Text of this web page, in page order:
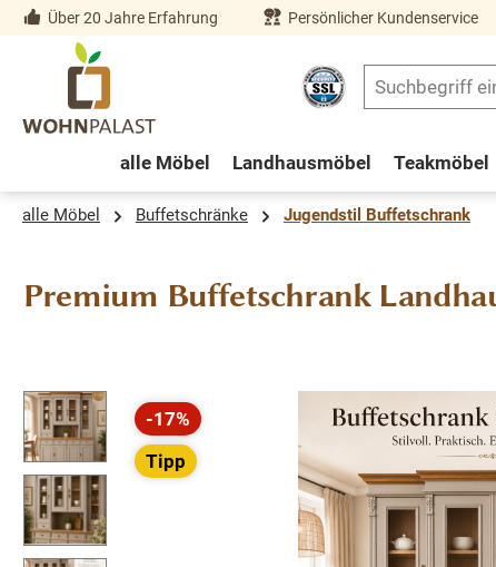
Zur Hauptnavigation springen
Über 20 Jahre Erfahrung Persönlicher Kundenservice
alle Möbel Landhausmöbel Teakmöbel
alle Möbel Buffetschränke Jugendstil Buffetschrank
Premium Buffetschrank
Bildergalerie überspringen
-17%
Rabatt
Tipp